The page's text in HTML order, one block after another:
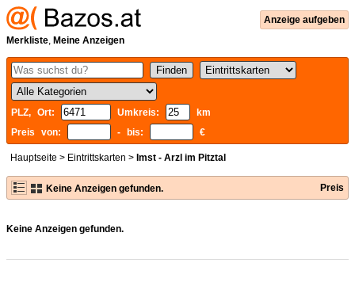
Anzeige aufgeben
Merkliste, Meine Anzeigen
PLZ, Ort: Umkreis:
km
Preis von:
- bis: €
Hauptseite > Eintrittskarten > Imst - Arzl im Pitztal
Keine Anzeigen gefunden. Preis
Keine Anzeigen gefunden.